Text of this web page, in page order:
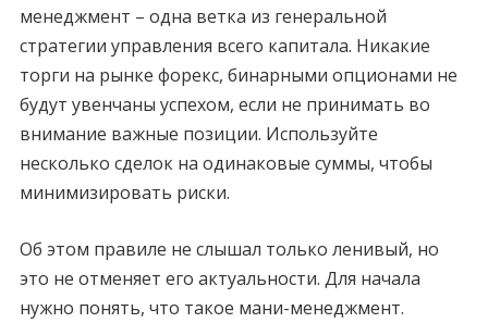
менеджмент – одна ветка из генеральной
стратегии управления всего капитала. Никакие
торги на рынке форекс, бинарными опционами не
будут увенчаны успехом, если не принимать во
внимание важные позиции. Используйте
несколько сделок на одинаковые суммы, чтобы
минимизировать риски.
Об этом правиле не слышал только ленивый, но
это не отменяет его актуальности. Для начала
нужно понять, что такое мани-менеджмент.